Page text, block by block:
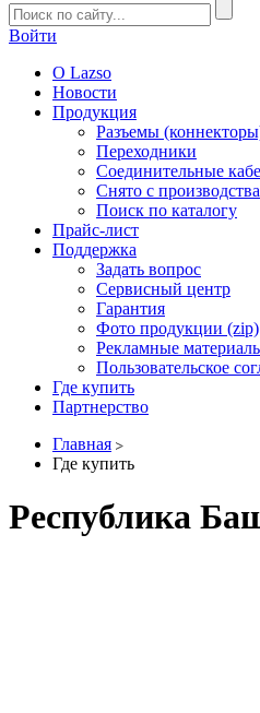
Войти
О Lazso
Новости
Продукция
Разъемы
Переходники
Соединительные
Снято с производства
Поиск по каталогу
Прайс-лист
Поддержка
Задать вопрос
Сервисный центр
Гарантия
Фото продукции (zip)
Рекламные
Пользовательское
Где купить
Партнерство
Главная
Где купить
Республика